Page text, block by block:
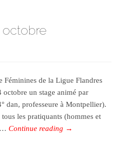
octobre
Féminines de la Ligue Flandres
un stage animé par
dan, professeure à Montpellier).
les pratiquants (hommes et
…Continue reading →